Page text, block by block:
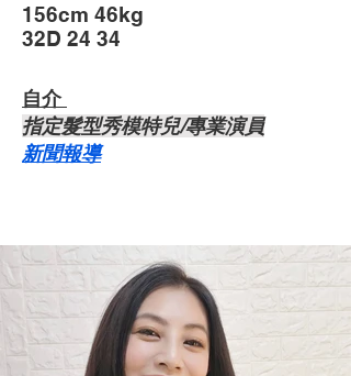
​156cm 46kg
32D 24 34
自介 ​
​指定髮型秀模特兒/專業演員
​新聞報導